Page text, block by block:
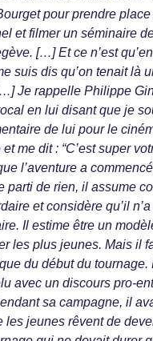
pour prendre
et filmer un séminaire
[…] Et ce n’est
suis dis qu’on tenait là
Je rappelle Philippe
en lui disant que je
de lui pour le
me dit : “C’est super
l’aventure a
parti de rien, il assume
et considère qu’il n’a
Il estime être un
les plus jeunes. Mais il
du début du tournage.
avec un discours pro-
sa campagne, il
les jeunes rêvent de